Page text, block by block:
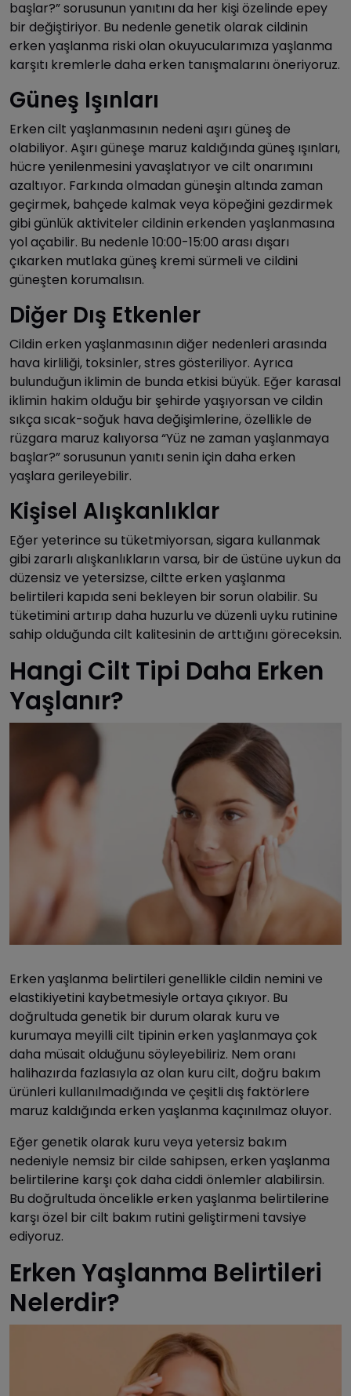
başlar?” sorusunun yanıtını da her kişi özelinde epey
bir değiştiriyor. Bu nedenle genetik olarak cildinin
erken yaşlanma riski olan okuyucularımıza yaşlanma
karşıtı kremlerle daha erken tanışmalarını öneriyoruz.
Güneş Işınları
Erken cilt yaşlanmasının nedeni aşırı güneş de
olabiliyor. Aşırı güneşe maruz kaldığında güneş ışınları,
hücre yenilenmesini yavaşlatıyor ve cilt onarımını
azaltıyor. Farkında olmadan güneşin altında zaman
geçirmek, bahçede kalmak veya köpeğini gezdirmek
gibi günlük aktiviteler cildinin erkenden yaşlanmasına
yol açabilir. Bu nedenle 10:00-15:00 arası dışarı
çıkarken mutlaka güneş kremi sürmeli ve cildini
güneşten korumalısın.
Diğer Dış Etkenler
Cildin erken yaşlanmasının diğer nedenleri arasında
hava kirliliği, toksinler, stres gösteriliyor. Ayrıca
bulunduğun iklimin de bunda etkisi büyük. Eğer karasal
iklimin hakim olduğu bir şehirde yaşıyorsan ve cildin
sıkça sıcak-soğuk hava değişimlerine, özellikle de
rüzgara maruz kalıyorsa “Yüz ne zaman yaşlanmaya
başlar?” sorusunun yanıtı senin için daha erken
yaşlara gerileyebilir.
Kişisel Alışkanlıklar
Eğer yeterince su tüketmiyorsan, sigara kullanmak
gibi zararlı alışkanlıkların varsa, bir de üstüne uykun da
düzensiz ve yetersizse, ciltte erken yaşlanma
belirtileri kapıda seni bekleyen bir sorun olabilir. Su
tüketimini artırıp daha huzurlu ve düzenli uyku rutinine
sahip olduğunda cilt kalitesinin de arttığını göreceksin.
Hangi Cilt Tipi Daha Erken
Yaşlanır?
Erken yaşlanma belirtileri genellikle cildin nemini ve
elastikiyetini kaybetmesiyle ortaya çıkıyor. Bu
doğrultuda genetik bir durum olarak kuru ve
kurumaya meyilli cilt tipinin erken yaşlanmaya çok
daha müsait olduğunu söyleyebiliriz. Nem oranı
halihazırda fazlasıyla az olan kuru cilt, doğru bakım
ürünleri kullanılmadığında ve çeşitli dış faktörlere
maruz kaldığında erken yaşlanma kaçınılmaz oluyor.
Eğer genetik olarak kuru veya yetersiz bakım
nedeniyle nemsiz bir cilde sahipsen, erken yaşlanma
belirtilerine karşı çok daha ciddi önlemler alabilirsin.
Bu doğrultuda öncelikle erken yaşlanma belirtilerine
karşı özel bir cilt bakım rutini geliştirmeni tavsiye
ediyoruz.
Erken Yaşlanma Belirtileri
Nelerdir?